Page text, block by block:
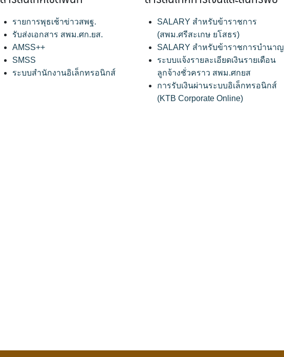
รายการพุธเช้าข่าวสพฐ.
รับส่งเอกสาร สพม.ศก.ยส.
AMSS++
SMSS
ระบบสำนักงานอิเล็กทรอนิกส์
SALARY สำหรับข้าราชการ
(สพม.ศรีสะเกษ ยโสธร)
SALARY สำหรับข้าราชการบำนาญ
ระบบแจ้งรายละเอียดเงินรายเดือน
ลูกจ้างชั่วคราว สพม.ศกยส
การรับเงินผ่านระบบอิเล็กทรอนิกส์
(KTB Corporate Online)